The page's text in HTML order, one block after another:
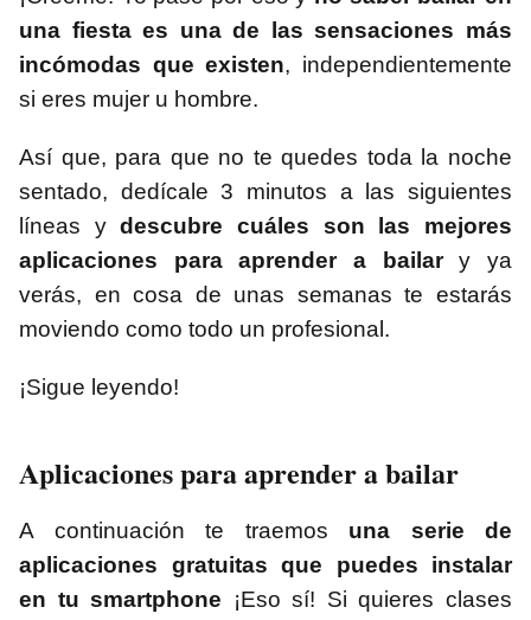
una fiesta es una de las sensaciones más
incómodas que existen, independientemente
si eres mujer u hombre.
Así que, para que no te quedes toda la noche
sentado, dedícale 3 minutos a las siguientes
líneas ydescubre cuáles son las mejores
aplicaciones para aprender a bailary ya
verás, en cosa de unas semanas te estarás
moviendo como todo un profesional.
¡Sigue leyendo!
Aplicaciones para aprender a bailar
A continuación te traemos una serie de
aplicaciones gratuitas que puedes instalar
en tu smartphone ¡Eso sí! Si quieres clases